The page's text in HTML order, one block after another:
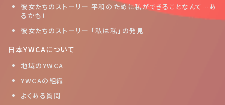
彼女たちのストーリー 平和のために私ができることなんて…あ
るかも！
彼女たちのストーリー 「私は私」の発見
日本YWCAについて
地域のYWCA
YWCAの組織
よくある質問